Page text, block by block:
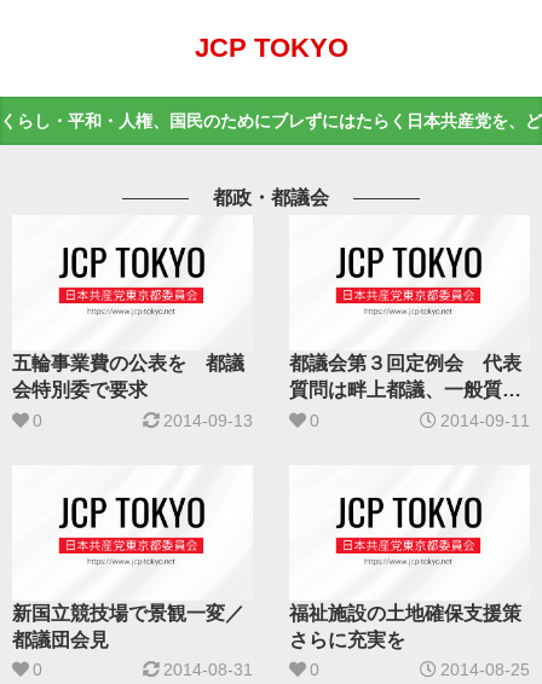
JCP TOKYO
くらし・平和・人権、国民のためにブレずにはたらく日本共産党を、
都政・都議会
五輪事業費の公表を 都議
会特別委で要求
0 2014-09-13
都議会第３回定例会 代表
質問は畔上都議、一般質問
に米倉都議
0 2014-09-11
新国立競技場で景観一変／
都議団会見
0 2014-08-31
福祉施設の土地確保支援策
さらに充実を
0 2014-08-25